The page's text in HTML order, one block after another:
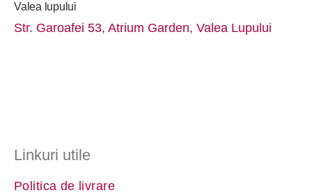
Valea lupului
Str. Garoafei 53, Atrium Garden, Valea Lupului
Linkuri utile
Politica de livrare